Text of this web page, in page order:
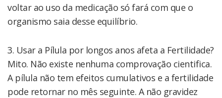
voltar ao uso da medicação só fará com que o
organismo saia desse equilíbrio.
3. Usar a Pílula por longos anos afeta a Fertilidade?
Mito. Não existe nenhuma comprovação cientifica.
A pílula não tem efeitos cumulativos e a fertilidade
pode retornar no mês seguinte. A não gravidez